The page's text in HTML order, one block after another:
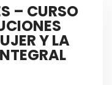
– CURSO
Y LA